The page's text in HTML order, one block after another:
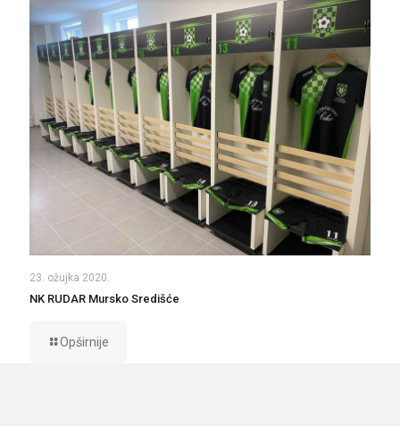
23. ožujka 2020.
NK RUDAR Mursko Središće
Opširnije